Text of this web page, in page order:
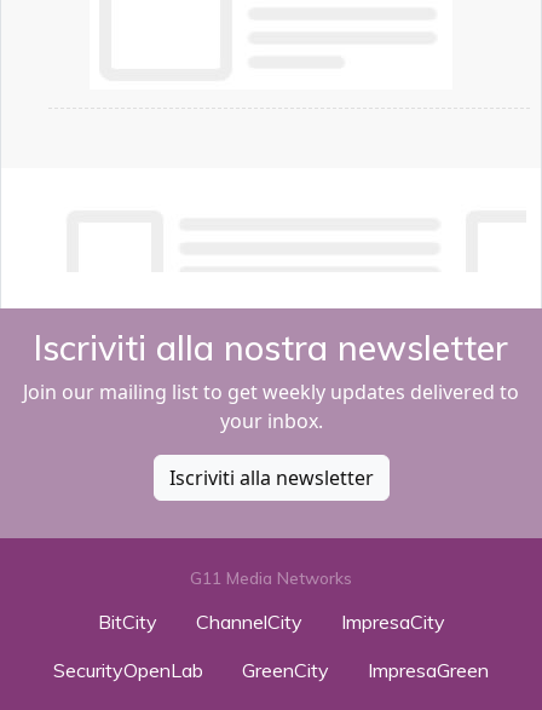
Iscriviti alla nostra newsletter
Join our mailing list to get weekly updates delivered to
your inbox.
Iscriviti alla newsletter
G11 Media Networks
BitCity ChannelCity
ImpresaCity
SecurityOpenLab
GreenCity
ImpresaGreen